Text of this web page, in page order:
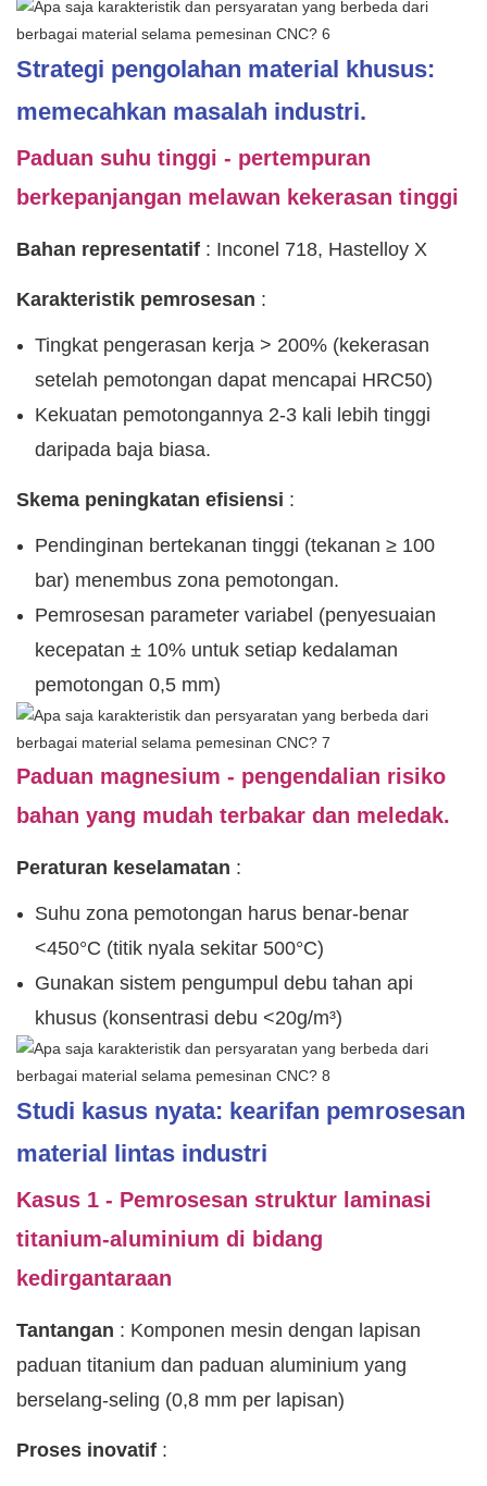
Strategi pengolahan material khusus:
memecahkan masalah industri.
Paduan suhu tinggi - pertempuran
berkepanjangan melawan kekerasan tinggi
Bahan representatif : Inconel 718, Hastelloy X
Karakteristik pemrosesan :
Tingkat pengerasan kerja > 200% (kekerasan
setelah pemotongan dapat mencapai HRC50)
Kekuatan pemotongannya 2-3 kali lebih tinggi
daripada baja biasa.
Skema peningkatan efisiensi :
Pendinginan bertekanan tinggi (tekanan ≥ 100
bar) menembus zona pemotongan.
Pemrosesan parameter variabel (penyesuaian
kecepatan ± 10% untuk setiap kedalaman
pemotongan 0,5 mm)
Paduan magnesium - pengendalian risiko
bahan yang mudah terbakar dan meledak.
Peraturan keselamatan :
Suhu zona pemotongan harus benar-benar
<450°C (titik nyala sekitar 500°C)
Gunakan sistem pengumpul debu tahan api
khusus (konsentrasi debu <20g/m³)
Studi kasus nyata: kearifan pemrosesan
material lintas industri
Kasus 1 - Pemrosesan struktur laminasi
titanium-aluminium di bidang
kedirgantaraan
Tantangan : Komponen mesin dengan lapisan
paduan titanium dan paduan aluminium yang
berselang-seling (0,8 mm per lapisan)
Proses inovatif :